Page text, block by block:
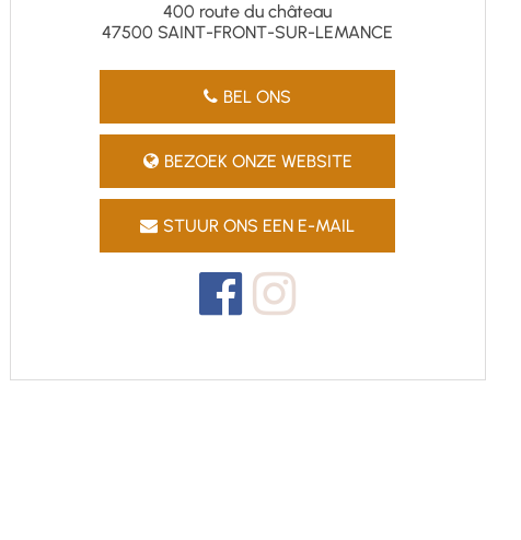
400 route du château
47500 SAINT-FRONT-SUR-LEMANCE
BEL ONS
BEZOEK ONZE WEBSITE
STUUR ONS EEN E-MAIL